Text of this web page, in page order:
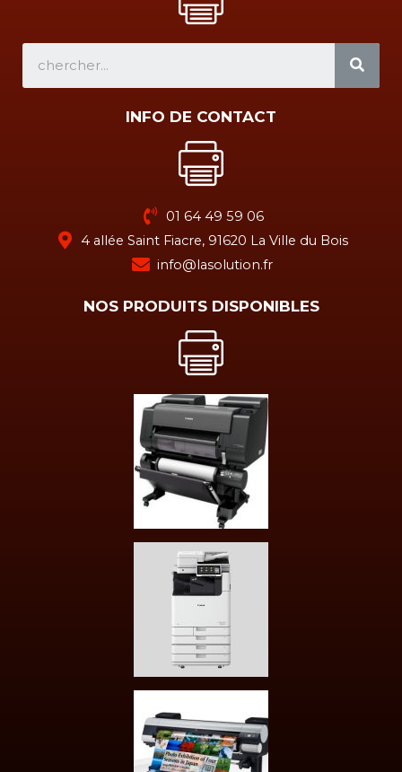
INFO DE CONTACT
01 64 49 59 06
4 allée Saint Fiacre, 91620 La Ville du Bois
info@lasolution.fr
NOS PRODUITS DISPONIBLES